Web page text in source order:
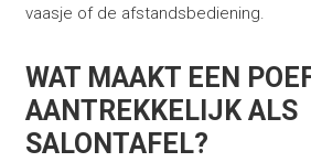
vaasje of de afstandsbediening.
WAT MAAKT EEN
AANTREKKELIJK ALS
SALONTAFEL?